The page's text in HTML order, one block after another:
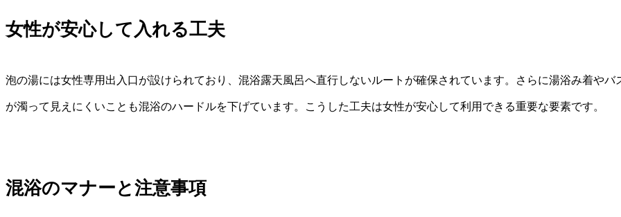
女性が安心して入れる工夫
泡の湯には女性専用出入口が設けられており、混浴露天風呂へ直行しないルートが確保されています。さらに湯浴み着や
が濁って見えにくいことも混浴のハードルを下げています。こうした工夫は女性が安心して利用できる重要な要素です。
混浴のマナーと注意事項